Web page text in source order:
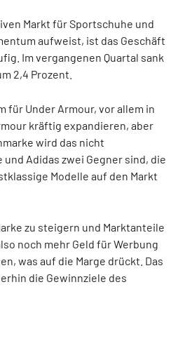
Markt für Sportschuhe und
aufweist, ist das Geschäft
Im vergangenen Quartal sank
2,4 Prozent.
für Under Armour, vor allem in
kräftig expandieren, aber
wird das nicht
Adidas zwei Gegner sind, die
Modelle auf den Markt
zu steigern und Marktanteile
noch mehr Geld für Werbung
was auf die Marge drückt. Das
die Gewinnziele des